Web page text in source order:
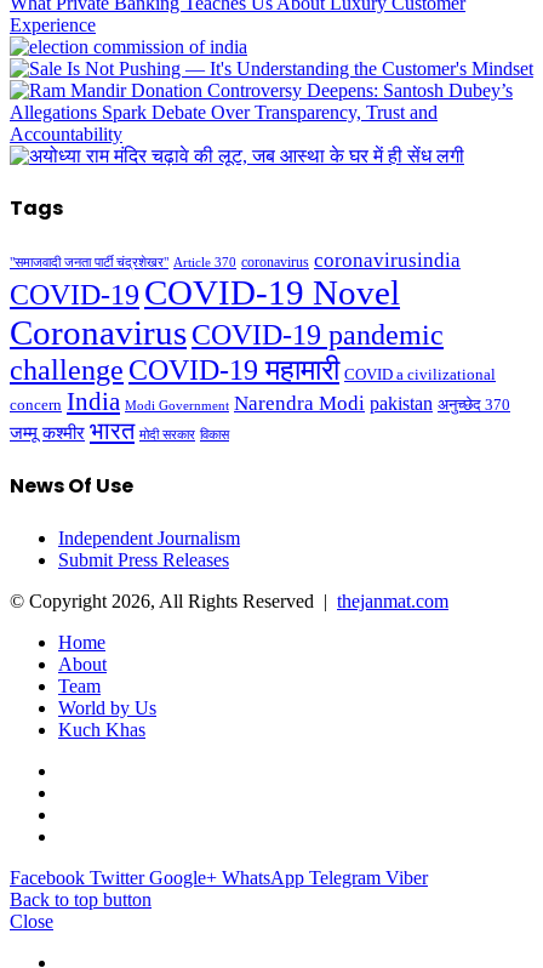
Tags
"समाजवादी जनता पार्टी चंद्रशेखर" Article 370 coronavirus coronavirusindia
COVID-19 COVID-19 Novel
CoronavirusCOVID-19 pandemic
challenge COVID-19 महामारी COVID a civilizational
concern India Modi Government Narendra Modi pakistan अनुच्छेद 370
जम्मू कश्मीर भारत मोदी सरकार विकास
News Of Use
Independent Journalism
Submit Press Releases
© Copyright 2026, All Rights Reserved | thejanmat.com
Home
About
Team
World by Us
Kuch Khas
Facebook Twitter Google+ WhatsApp Telegram Viber
Back to top button
Close